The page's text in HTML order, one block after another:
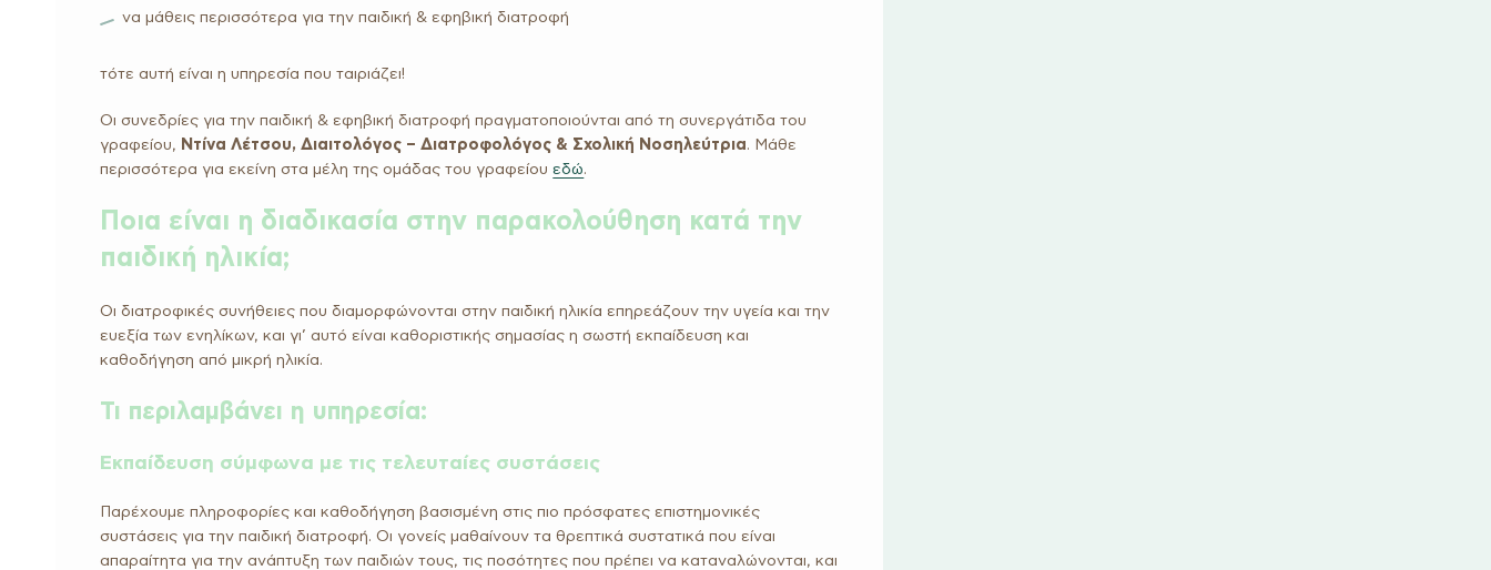
να μάθεις περισσότερα για την παιδική & εφηβική διατροφή
τότε αυτή είναι η υπηρεσία που ταιριάζει!
Οι συνεδρίες για την παιδική & εφηβική διατροφή πραγματοποιούνται από τη συνεργάτιδα του
γραφείου, Ντίνα Λέτσου, Διαιτολόγος – Διατροφολόγος & Σχολική Νοσηλεύτρια. Μάθε
περισσότερα για εκείνη στα μέλη της ομάδας του γραφείου εδώ.
Ποια είναι η διαδικασία στην παρακολούθηση κατά την
παιδική ηλικία;
Οι διατροφικές συνήθειες που διαμορφώνονται στην παιδική ηλικία επηρεάζουν την υγεία και την
ευεξία των ενηλίκων, και γι’ αυτό είναι καθοριστικής σημασίας η σωστή εκπαίδευση και
καθοδήγηση από μικρή ηλικία.
Τι περιλαμβάνει η υπηρεσία:
Eκπαίδευση σύμφωνα με τις τελευταίες συστάσεις
Παρέχουμε πληροφορίες και καθοδήγηση βασισμένη στις πιο πρόσφατες επιστημονικές
συστάσεις για την παιδική διατροφή. Οι γονείς μαθαίνουν τα θρεπτικά συστατικά που είναι
απαραίτητα για την ανάπτυξη των παιδιών τους, τις ποσότητες που πρέπει να καταναλώνονται, και